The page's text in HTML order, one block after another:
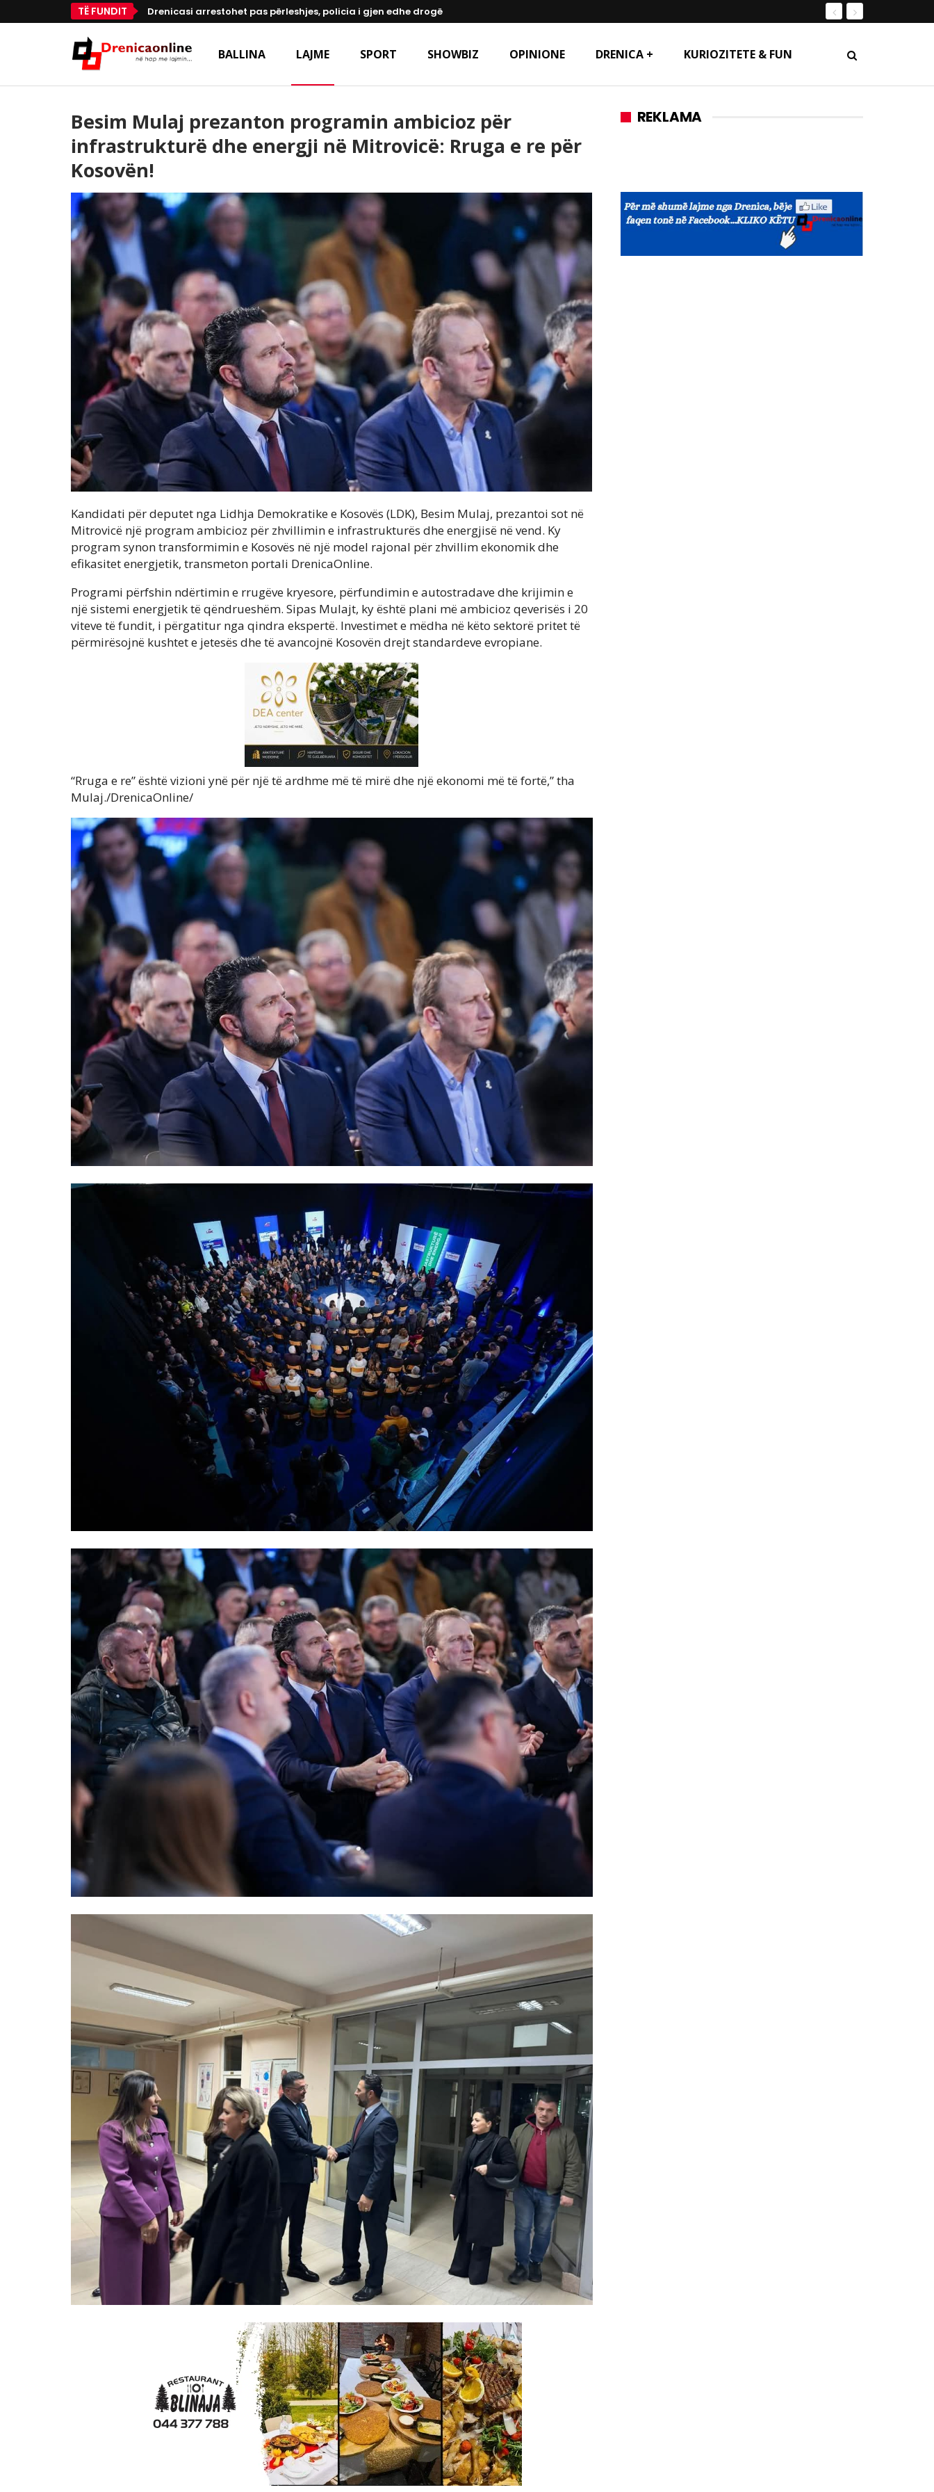
TË FUNDIT Drenicasi arrestohet pas përleshjes, policia i gjen edhe drogë
BALLINA LAJME SPORT SHOWBIZ OPINIONE DRENICA + KURIOZITETE & FUN
Besim Mulaj prezanton programin ambicioz për
infrastrukturë dhe energji në Mitrovicë: Rruga e re për
Kosovën!
Kandidati për deputet nga Lidhja Demokratike e Kosovës (LDK), Besim Mulaj, prezantoi sot në
Mitrovicë një program ambicioz për zhvillimin e infrastrukturës dhe energjisë në vend. Ky
program synon transformimin e Kosovës në një model rajonal për zhvillim ekonomik dhe
efikasitet energjetik, transmeton portali DrenicaOnline.
Programi përfshin ndërtimin e rrugëve kryesore, përfundimin e autostradave dhe krijimin e
një sistemi energjetik të qëndrueshëm. Sipas Mulajt, ky është plani më ambicioz qeverisës i 20
viteve të fundit, i përgatitur nga qindra ekspertë. Investimet e mëdha në këto sektorë pritet të
përmirësojnë kushtet e jetesës dhe të avancojnë Kosovën drejt standardeve evropiane.
“Rruga e re” është vizioni ynë për një të ardhme më të mirë dhe një ekonomi më të fortë,” tha
Mulaj./DrenicaOnline/
REKLAMA